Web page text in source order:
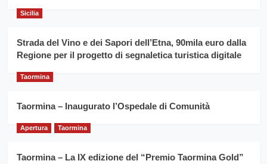
Sicilia
Strada del Vino e dei Sapori dell’Etna, 90mila euro dalla
Regione per il progetto di segnaletica turistica digitale
Taormina
Taormina – Inaugurato l’Ospedale di Comunità
Apertura Taormina
Taormina – La IX edizione del “Premio Taormina Gold”